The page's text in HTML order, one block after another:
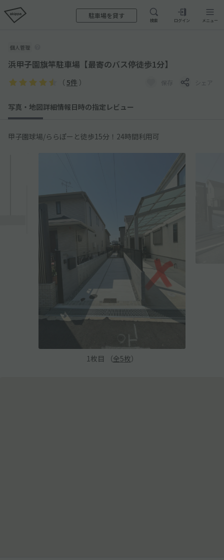
駐車場を貸す
検索 ログイン メニュー
個人管理
浜甲子園旗竿駐車場【最寄のバス停徒歩1分】
（ 5件 ） 保存 シェア
写真・地図詳細情報日時の指定 レビュー
甲子園球場/ららぽーと徒歩15分！24時間利用可
1枚目 （全5枚）